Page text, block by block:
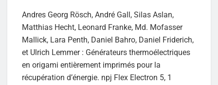
Andres Georg Rösch, André Gall, Silas Aslan,
Matthias Hecht, Leonard Franke, Md. Mofasser
Mallick, Lara Penth, Daniel Bahro, Daniel Friderich,
et Ulrich Lemmer : Générateurs thermoélectriques
en origami entièrement imprimés pour la
récupération d’énergie. npj Flex Electron 5, 1